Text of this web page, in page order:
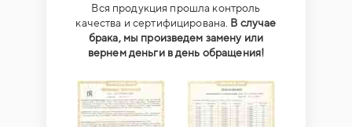
Вся продукция прошла контроль
качества и сертифицирована. В случае
брака, мы произведем замену или
вернем деньги в день обращения!